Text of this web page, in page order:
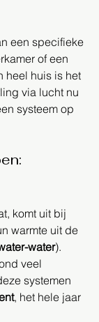
een specifieke
of een
heel huis is het
via lucht nu
systeem op
komt uit bij
warmte uit de
water).
veel
systemen
, het hele jaar